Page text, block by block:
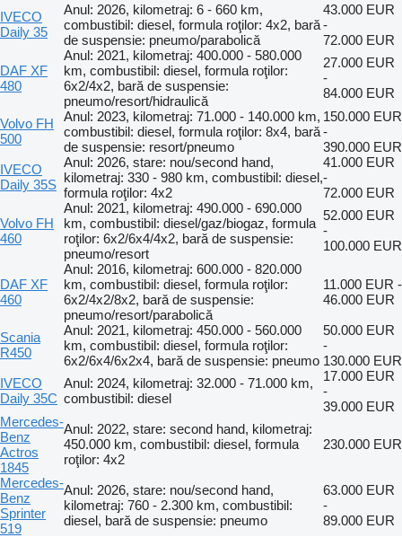
IVECO
Daily 35
Anul: 2026, kilometraj: 6 - 660 km,
combustibil: diesel, formula roţilor: 4x2, bară
de suspensie: pneumo/parabolică
43.000 EUR
-
72.000 EUR
DAF XF
480
Anul: 2021, kilometraj: 400.000 - 580.000
km, combustibil: diesel, formula roţilor:
6x2/4x2, bară de suspensie:
pneumo/resort/hidraulică
27.000 EUR
-
84.000 EUR
Volvo FH
500
Anul: 2023, kilometraj: 71.000 - 140.000 km,
combustibil: diesel, formula roţilor: 8x4, bară
de suspensie: resort/pneumo
150.000 EUR
-
390.000 EUR
IVECO
Daily 35S
Anul: 2026, stare: nou/second hand,
kilometraj: 330 - 980 km, combustibil: diesel,
formula roţilor: 4x2
41.000 EUR
-
72.000 EUR
Volvo FH
460
Anul: 2021, kilometraj: 490.000 - 690.000
km, combustibil: diesel/gaz/biogaz, formula
roţilor: 6x2/6x4/4x2, bară de suspensie:
pneumo/resort
52.000 EUR
-
100.000 EUR
DAF XF
460
Anul: 2016, kilometraj: 600.000 - 820.000
km, combustibil: diesel, formula roţilor:
6x2/4x2/8x2, bară de suspensie:
pneumo/resort/parabolică
11.000 EUR -
46.000 EUR
Scania
R450
Anul: 2021, kilometraj: 450.000 - 560.000
km, combustibil: diesel, formula roţilor:
6x2/6x4/6x2x4, bară de suspensie: pneumo
50.000 EUR
-
130.000 EUR
IVECO
Daily 35C
Anul: 2024, kilometraj: 32.000 - 71.000 km,
combustibil: diesel
17.000 EUR
-
39.000 EUR
Mercedes-
Benz
Actros
1845
Anul: 2022, stare: second hand, kilometraj:
450.000 km, combustibil: diesel, formula
roţilor: 4x2
230.000 EUR
Mercedes-
Benz
Sprinter
519
Anul: 2026, stare: nou/second hand,
kilometraj: 760 - 2.300 km, combustibil:
diesel, bară de suspensie: pneumo
63.000 EUR
-
89.000 EUR